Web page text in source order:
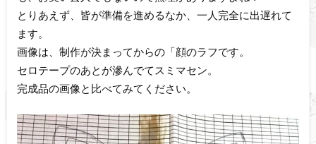
とりあえず、皆が準備を進めるなか、一人完全に出遅れて
ます。
画像は、制作が決まってからの「顔のラフです。
セロテープのあとが滲んでてスミマセン。
完成品の画像と比べてみてください。